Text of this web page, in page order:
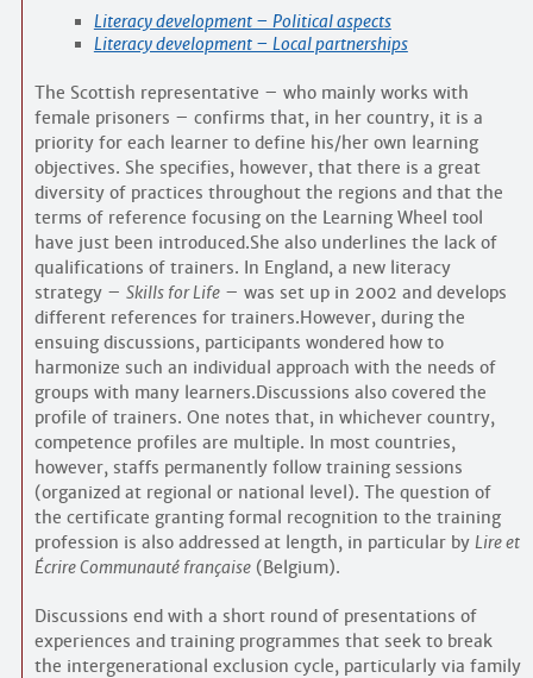
Literacy development – Political aspects
Literacy development – Local partnerships
The Scottish representative – who mainly works with
female prisoners – confirms that, in her country, it is a
priority for each learner to define his/her own learning
objectives. She specifies, however, that there is a great
diversity of practices throughout the regions and that the
terms of reference focusing on the Learning Wheel tool
have just been introduced.She also underlines the lack of
qualifications of trainers. In England, a new literacy
strategy – Skills for Life– was set up in 2002 and develops
different references for trainers.However, during the
ensuing discussions, participants wondered how to
harmonize such an individual approach with the needs of
groups with many learners.Discussions also covered the
profile of trainers. One notes that, in whichever country,
competence profiles are multiple. In most countries,
however, staffs permanently follow training sessions
(organized at regional or national level). The question of
the certificate granting formal recognition to the training
profession is also addressed at length, in particular by Lire et
Écrire Communauté française(Belgium).
Discussions end with a short round of presentations of
experiences and training programmes that seek to break
the intergenerational exclusion cycle, particularly via family